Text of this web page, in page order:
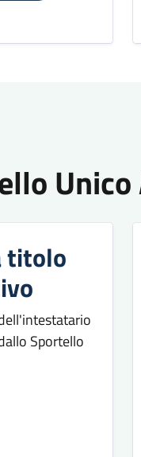
titolo
Sportello